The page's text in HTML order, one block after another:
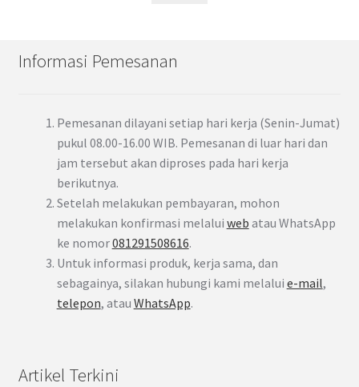
Informasi Pemesanan
Pemesanan dilayani setiap hari kerja (Senin-Jumat)
pukul 08.00-16.00 WIB. Pemesanan di luar hari dan
jam tersebut akan diproses pada hari kerja
berikutnya.
Setelah melakukan pembayaran, mohon
melakukan konfirmasi melalui web atau WhatsApp
ke nomor081291508616.
Untuk informasi produk, kerja sama, dan
sebagainya, silakan hubungi kami melalui e-mail,
telepon, atau WhatsApp.
Artikel Terkini